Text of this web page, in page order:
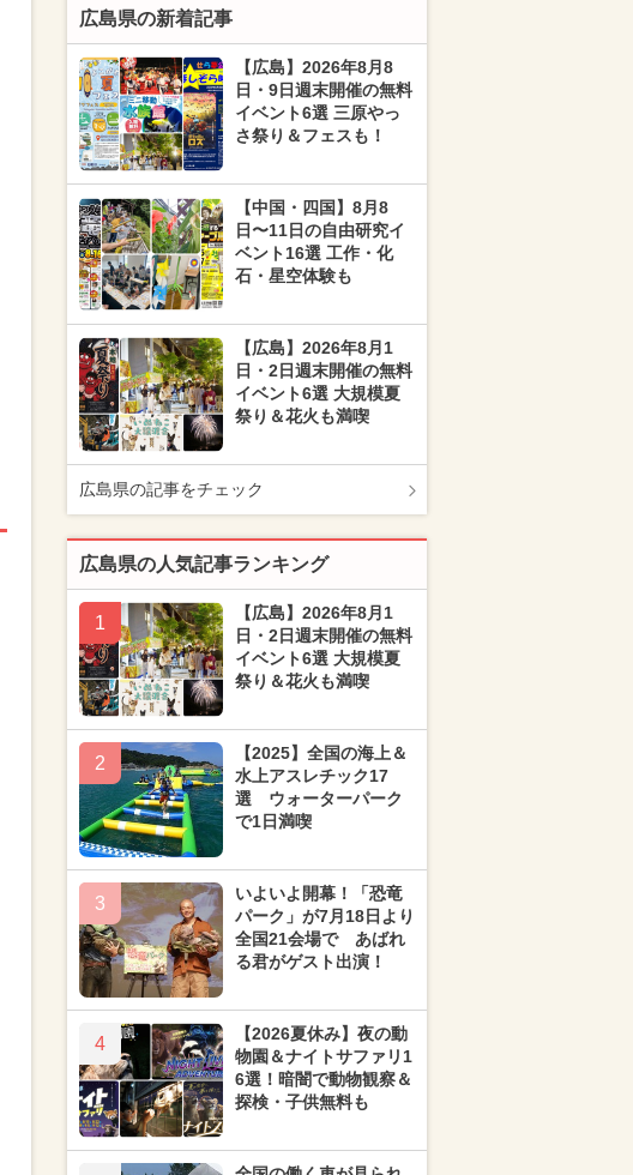
広島県の新着記事
【広島】2026年8月8
日・9日週末開催の無料
イベント6選 三原やっ
さ祭り＆フェスも！
【中国・四国】8月8
日〜11日の自由研究イ
ベント16選 工作・化
石・星空体験も
【広島】2026年8月1
日・2日週末開催の無料
イベント6選 大規模夏
祭り＆花火も満喫
広島県の記事をチェック
広島県の人気記事ランキング
1
【広島】2026年8月1
日・2日週末開催の無料
イベント6選 大規模夏
祭り＆花火も満喫
2
【2025】全国の海上＆
水上アスレチック17
選 ウォーターパーク
で1日満喫
3
いよいよ開幕！「恐竜
パーク」が7月18日より
全国21会場で あばれ
る君がゲスト出演！
4
【2026夏休み】夜の動
物園＆ナイトサファリ1
6選！暗闇で動物観察＆
探検・子供無料も